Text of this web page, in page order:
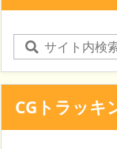
CGトラッキ